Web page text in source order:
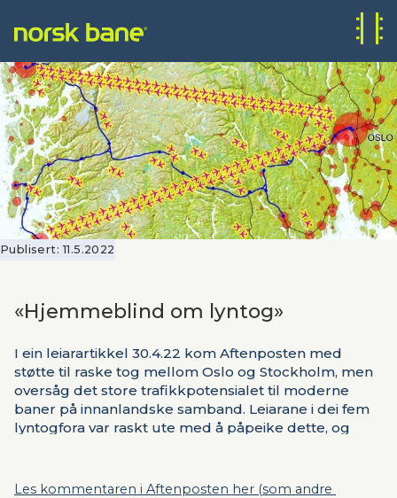
Publisert: 11.5.2022
«Hjemmeblind om lyntog»
I ein leiarartikkel 30.4.22 kom Aftenposten med
støtte til raske tog mellom Oslo og Stockholm, men
oversåg det store trafikkpotensialet til moderne
baner på innanlandske samband. Leiarane i dei fem
lyntogfora var raskt ute med å påpeike dette, og
Les kommentaren i Aftenposten her (som andre